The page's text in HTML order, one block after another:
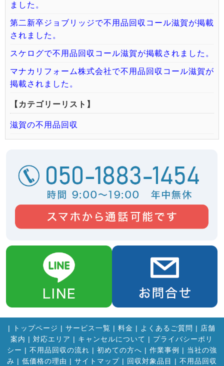
ました。
第二新卒ジョブリッジで不用品回収コール滋賀が掲載
されました。
スケログで不用品回収コール滋賀が掲載されました。
マナカリフォーム株式会社で不用品回収コール滋賀が
掲載されました。
【カテゴリーリスト】
滋賀の不用品回収
| トップページ | サービス一覧 | 料金 | よくあるご質問 | 店舗
案内 | 対応エリア | キャンセルについて | プライバシーポリ
シー | 不用品回収の流れ | 初めての方へ | 作業事例 | 当社の強
み | 低価格の理由 | サイトマップ| 回収対象品目 | 不用品回収